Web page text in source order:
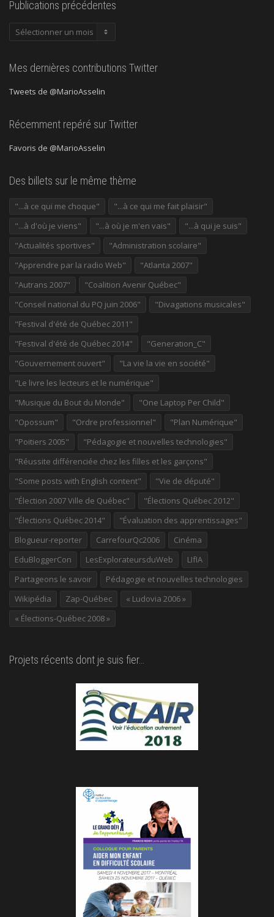
Publications précédentes
Publications
Mes dernières contributions Twitter
Tweets de @MarioAsselin
Récemment repéré sur Twitter
Favoris de @MarioAsselin
Des billets sur le même thème
"...à ce qui me choque"
"...à ce qui me fait plaisir"
"...à d'où je viens"
"...à où je m'en vais"
"...à qui je suis"
"Actualités sportives"
"Administration scolaire"
"Apprendre par la radio Web"
"Atlanta 2007"
"Autrans 2007"
"Coalition Avenir Québec"
"Conseil national du PQ juin 2006"
"Divagations musicales"
"Festival d'été de Québec 2011"
"Festival d'été de Québec 2014"
"Generation_C"
"Gouvernement ouvert"
"La vie la vie en société"
"Le livre les lecteurs et le numérique"
"Musique du Bout du Monde"
"One Laptop Per Child"
"Opossum"
"Ordre professionnel"
"Plan Numérique"
"Poitiers 2005"
"Pédagogie et nouvelles technologies"
"Réussite différenciée chez les filles et les garçons"
"Some posts with English content"
"Vie de député"
"Élection 2007 Ville de Québec"
"Élections Québec 2012"
"Élections Québec 2014"
"Évaluation des apprentissages"
Blogueur-reporter
CarrefourQc2006
Cinéma
EduBloggerCon
LesExplorateursduWeb
LIfIA
Partageons le savoir
Pédagogie et nouvelles technologies
Wikipédia
Zap-Québec
« Ludovia 2006 »
« Élections-Québec 2008 »
Projets récents dont je suis fier…